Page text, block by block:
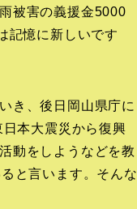
被害の義援金5000
記憶に新しいです
き、後日岡山県庁に
本大震災から復興
動をしようなどを教
と言います。そんな